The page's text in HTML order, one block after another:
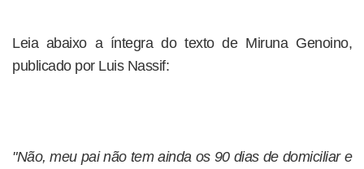
Leia abaixo a íntegra do texto de Miruna Genoino,
publicado por Luis Nassif:
"Não, meu pai não tem ainda os 90 dias de domiciliar e